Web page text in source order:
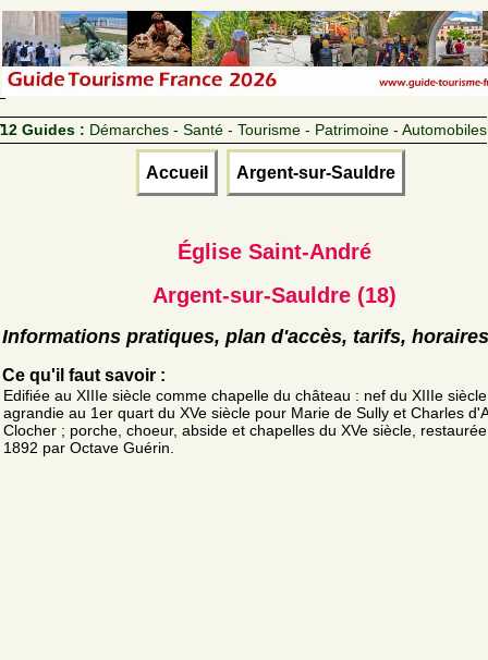
12 Guides : Démarches - Santé - Tourisme - Patrimoine - Automobiles
Accueil Argent-sur-Sauldre
Église Saint-André
Argent-sur-Sauldre (18)
Informations pratiques, plan d'accès, tarifs, horaires
Ce qu'il faut savoir :
Edifiée au XIIIe siècle comme chapelle du château : nef du XIIIe siècle
agrandie au 1er quart du XVe siècle pour Marie de Sully et Charles
Clocher ; porche, choeur, abside et chapelles du XVe siècle,
1892 par Octave Guérin.